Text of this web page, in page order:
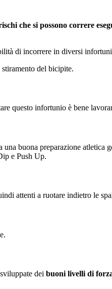
che si possono correre
di incorrere in diversi
del bicipite.
questo infortunio è bene
buona preparazione atletica
e Push Up.
attenti a ruotare indietro le
dei buoni livelli di